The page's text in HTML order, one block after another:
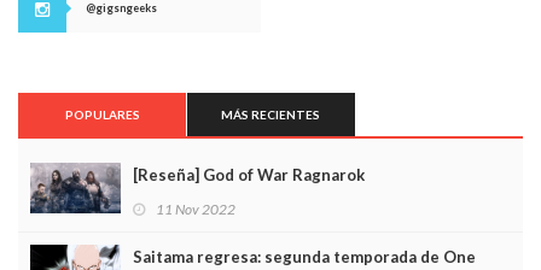
@gigsngeeks
POPULARES MÁS RECIENTES
[Reseña] God of War Ragnarok
11 Nov 2022
Saitama regresa: segunda temporada de One